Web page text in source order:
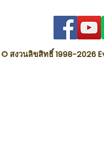
© สงวนลิขสิทธิ์ 1998-2026